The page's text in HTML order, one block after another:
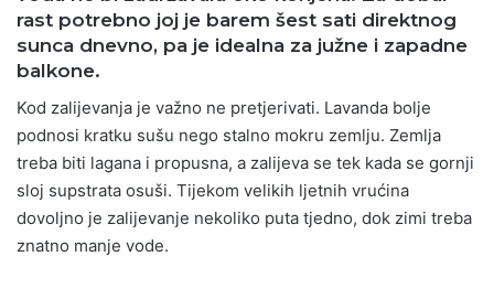
rast potrebno joj je barem šest sati direktnog
sunca dnevno, pa je idealna za južne i zapadne
balkone.
Kod zalijevanja je važno ne pretjerivati. Lavanda bolje
podnosi kratku sušu nego stalno mokru zemlju. Zemlja
treba biti lagana i propusna, a zalijeva se tek kada se gornji
sloj supstrata osuši. Tijekom velikih ljetnih vrućina
dovoljno je zalijevanje nekoliko puta tjedno, dok zimi treba
znatno manje vode.